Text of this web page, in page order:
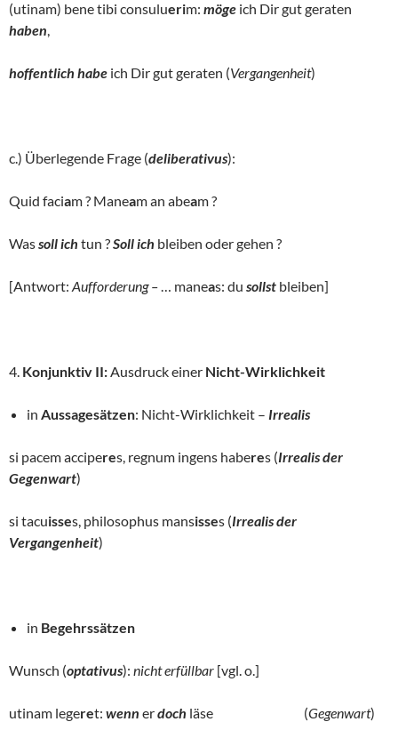
(utinam) bene tibi consuluerim: möge ich Dir gut geraten
haben,
hoffentlich habe ich Dir gut geraten (Vergangenheit)
c.) Überlegende Frage (deliberativus):
Quid faciam ? Maneam an abeam ?
Wassoll ich tun ?Soll ich bleiben oder gehen ?
[Antwort: Aufforderung –… maneas: du sollst bleiben]
4. Konjunktiv II:Ausdruck einer Nicht-Wirklichkeit
in Aussagesätzen: Nicht-Wirklichkeit – Irrealis
si pacem acciperes, regnum ingens haberes (Irrealis der
Gegenwart)
si tacuisses, philosophus mansisses (Irrealis der
Vergangenheit)
in Begehrssätzen
Wunsch (optativus): nicht erfüllbar [vgl. o.]
utinam legeret: wenn erdoch läse (Gegenwart)